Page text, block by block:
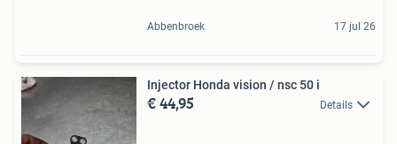
Abbenbroek 17 jul 26
Injector Honda vision / nsc 50 i
€ 44,95 Details